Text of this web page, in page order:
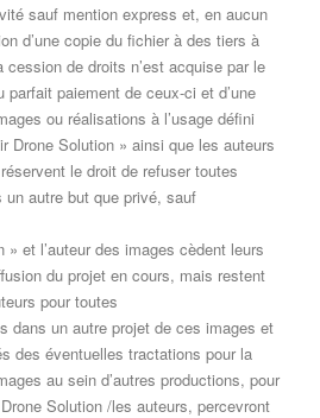
sauf mention express et, en aucun
d’une copie du fichier à des tiers à
de droits n’est acquise par le
paiement de ceux-ci et d’une
ou réalisations à l’usage défini
Drone Solution » ainsi que les auteurs
le droit de refuser toutes
autre but que privé, sauf
et l’auteur des images cèdent leurs
du projet en cours, mais restent
pour toutes
dans un autre projet de ces images et
des éventuelles tractations pour la
au sein d’autres productions, pour
Solution /les auteurs, percevront